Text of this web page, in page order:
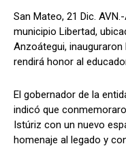
San Mateo, 21 Dic.
municipio Libertad,
Anzoátegui,
rendirá honor al
El gobernador de la
indicó que
Istúriz con un nuevo
homenaje al legado y